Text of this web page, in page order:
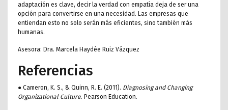
adaptación es clave, decir la verdad con empatía deja de ser una
opción para convertirse en una necesidad. Las empresas que
entiendan esto no solo serán más eficientes, sino también más
humanas.
Asesora: Dra. Marcela Haydée Ruiz Vázquez
Referencias
● Cameron, K. S., & Quinn, R. E. (2011). Diagnosing and Changing
Organizational Culture. Pearson Education.